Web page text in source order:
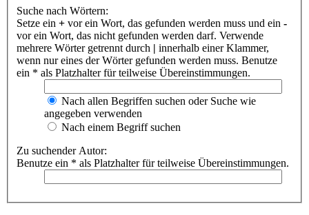
Suche nach Wörtern:
Setze ein + vor ein Wort, das gefunden werden muss und ein -
vor ein Wort, das nicht gefunden werden darf. Verwende
mehrere Wörter getrennt durch | innerhalb einer Klammer,
wenn nur eines der Wörter gefunden werden muss. Benutze
ein * als Platzhalter für teilweise Übereinstimmungen.
Nach allen Begriffen suchen oder Suche wie
angegeben verwenden
Nach einem Begriff suchen
Zu suchender Autor:
Benutze ein * als Platzhalter für teilweise Übereinstimmungen.